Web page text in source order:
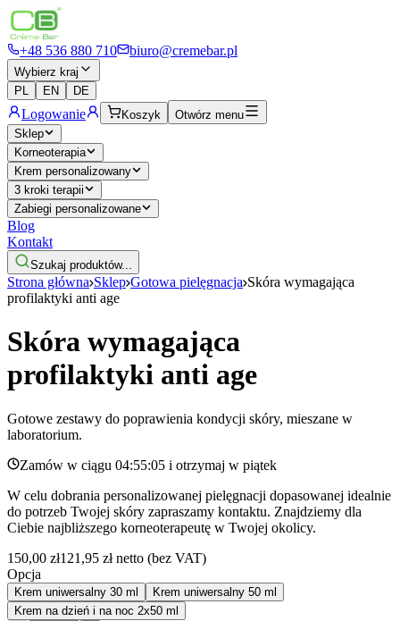
+48 536 880 710 biuro@cremebar.pl
Wybierz kraj
PL
EN DE
Logowanie Koszyk
Otwórz menu
Sklep
Korneoterapia
Krem personalizowany
3 kroki terapii
Zabiegi personalizowane
Blog
Kontakt
Szukaj produktów...
Strona główna Sklep Gotowa pielęgnacja Skóra wymagająca
profilaktyki anti age
Skóra wymagająca
profilaktyki anti age
Gotowe zestawy do poprawienia kondycji skóry, mieszane w
laboratorium.
Zamów w ciągu 04:55:05 i otrzymaj w piątek
W celu dobrania personalizowanej pielęgnacji dopasowanej idealnie
do potrzeb Twojej skóry zapraszamy kontaktu. Znajdziemy dla
Ciebie najbliższego korneoterapeutę w Twojej okolicy.
150,00 zł121,95 zł netto (bez VAT)
Opcja
Krem uniwersalny 30 ml
Krem uniwersalny 50 ml
Krem na dzień i na noc 2x50 ml